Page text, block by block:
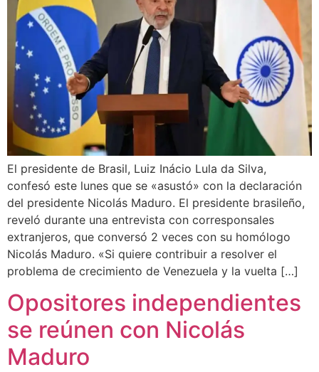
El presidente de Brasil, Luiz Inácio Lula da Silva,
confesó este lunes que se «asustó» con la declaración
del presidente Nicolás Maduro. El presidente brasileño,
reveló durante una entrevista con corresponsales
extranjeros, que conversó 2 veces con su homólogo
Nicolás Maduro. «Si quiere contribuir a resolver el
problema de crecimiento de Venezuela y la vuelta […]
Opositores independientes
se reúnen con Nicolás
Maduro